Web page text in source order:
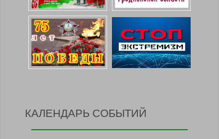
КАЛЕНДАРЬ СОБЫТИЙ